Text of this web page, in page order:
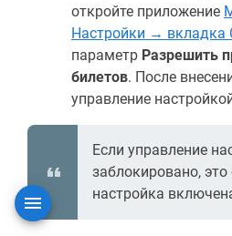
откройте приложение
Настройки → вкладка
параметр Разрешить
билетов. После
управление
Если управление
заблокировано, это
настройка